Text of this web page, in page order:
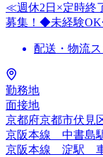
≪週休2日×定時終
募集！◆未経験
配送・物流
勤務地
面接地
京都府京都市伏見
京阪本線 中書島
京阪本線 淀駅